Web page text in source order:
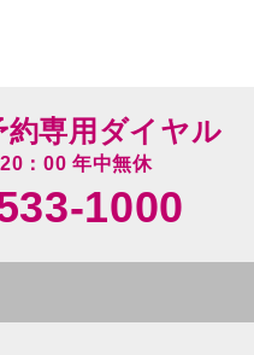
専用ダイヤル
：00 年中無休
1000